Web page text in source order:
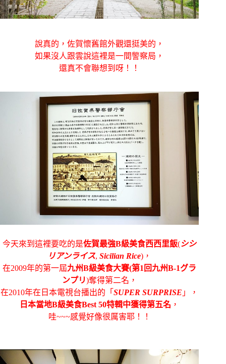
說真的，佐賀懷舊館外觀還挺美的，
如果沒人跟雲說這裡是一間警察局，
還真不會聯想到呀！！
今天來到這裡要吃的是佐賀最強B級美食西西里飯(シシ
リアンライス,Sicilian Rice)，
在2009年的第一屆九州B級美食大賽(第1回九州B-1グラ
ンプリ)奪得第二名，
在2010年在日本電視台播出的「SUPER SURPRISE 」，
日本當地B級美食Best 50特輯中獲得第五名 ，
哇~~~感覺好像很厲害耶！！